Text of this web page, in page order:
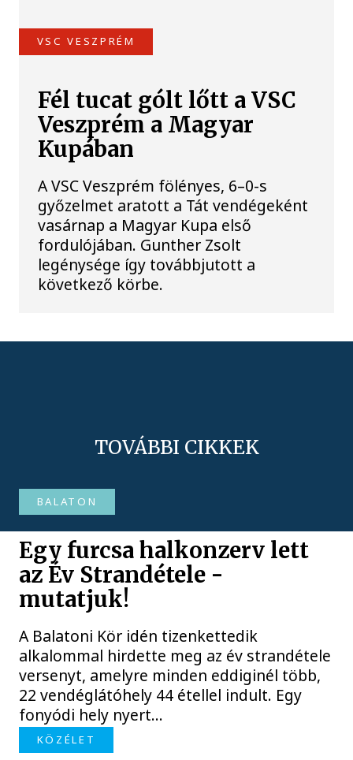
VSC VESZPRÉM
Fél tucat gólt lőtt a VSC
Veszprém a Magyar
Kupában
A VSC Veszprém fölényes, 6–0-s
győzelmet aratott a Tát vendégeként
vasárnap a Magyar Kupa első
fordulójában. Gunther Zsolt
legénysége így továbbjutott a
következő körbe.
TOVÁBBI CIKKEK
BALATON
Egy furcsa halkonzerv lett
az Év Strandétele -
mutatjuk!
A Balatoni Kör idén tizenkettedik
alkalommal hirdette meg az év strandétele
versenyt, amelyre minden eddiginél több,
22 vendéglátóhely 44 étellel indult. Egy
fonyódi hely nyert...
KÖZÉLET